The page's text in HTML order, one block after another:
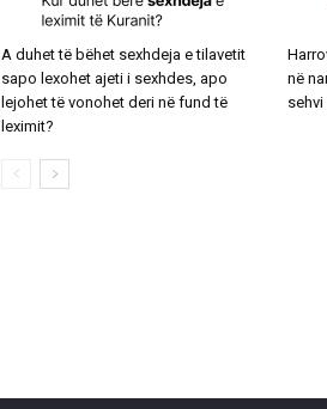
A duhet të bëhet sexhdeja e tilavetit
sapo lexohet ajeti i sexhdes, apo
lejohet të vonohet deri në fund të
leximit?
në
sehvi